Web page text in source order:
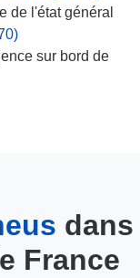
de l'état général
sur bord de
dans
France